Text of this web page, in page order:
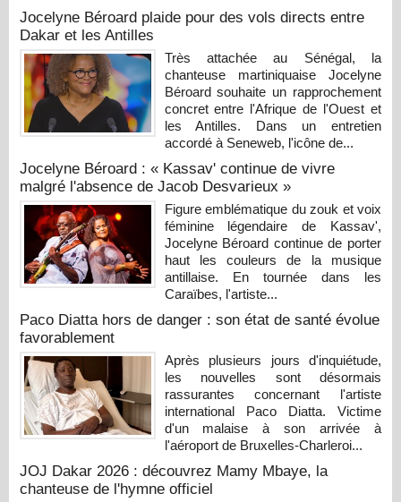
Jocelyne Béroard plaide pour des vols directs entre
Dakar et les Antilles
Très attachée au Sénégal, la
chanteuse martiniquaise Jocelyne
Béroard souhaite un rapprochement
concret entre l'Afrique de l'Ouest et
les Antilles. Dans un entretien
accordé à Seneweb, l'icône de...
Jocelyne Béroard : « Kassav' continue de vivre
malgré l'absence de Jacob Desvarieux »
Figure emblématique du zouk et voix
féminine légendaire de Kassav',
Jocelyne Béroard continue de porter
haut les couleurs de la musique
antillaise. En tournée dans les
Caraïbes, l'artiste...
Paco Diatta hors de danger : son état de santé évolue
favorablement
Après plusieurs jours d'inquiétude,
les nouvelles sont désormais
rassurantes concernant l'artiste
international Paco Diatta. Victime
d'un malaise à son arrivée à
l'aéroport de Bruxelles-Charleroi...
JOJ Dakar 2026 : découvrez Mamy Mbaye, la
chanteuse de l'hymne officiel